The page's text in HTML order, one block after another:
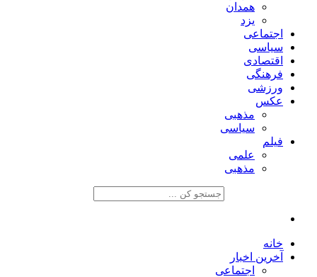
همدان
یزد
اجتماعی
سیاسی
اقتصادی
فرهنگی
ورزشی
عکس
مذهبی
سیاسی
فیلم
علمی
مذهبی
خانه
آخرین اخبار
اجتماعی